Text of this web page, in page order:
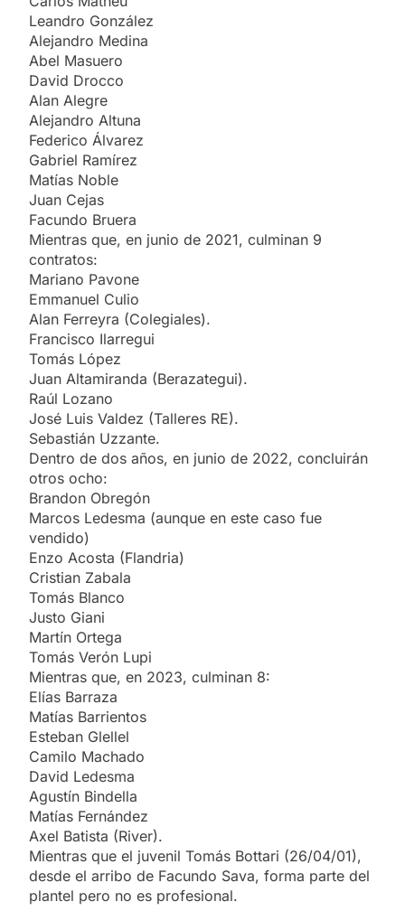
Leandro González
Alejandro Medina
Abel Masuero
David Drocco
Alan Alegre
Alejandro Altuna
Federico Álvarez
Gabriel Ramírez
Matías Noble
Juan Cejas
Facundo Bruera
Mientras que, en junio de 2021, culminan 9
contratos:
Mariano Pavone
Emmanuel Culio
Alan Ferreyra (Colegiales).
Francisco Ilarregui
Tomás López
Juan Altamiranda (Berazategui).
Raúl Lozano
José Luis Valdez (Talleres RE).
Sebastián Uzzante.
Dentro de dos años, en junio de 2022, concluirán
otros ocho:
Brandon Obregón
Marcos Ledesma (aunque en este caso fue
vendido)
Enzo Acosta (Flandria)
Cristian Zabala
Tomás Blanco
Justo Giani
Martín Ortega
Tomás Verón Lupi
Mientras que, en 2023, culminan 8:
Elías Barraza
Matías Barrientos
Esteban Glellel
Camilo Machado
David Ledesma
Agustín Bindella
Matías Fernández
Axel Batista (River).
Mientras que el juvenil Tomás Bottari (26/04/01),
desde el arribo de Facundo Sava, forma parte del
plantel pero no es profesional.